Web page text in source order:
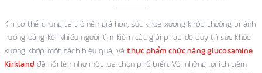
Khi cơ thể chúng ta trở nên già hơn, sức khỏe xương khớp thường bị ảnh
hưởng đáng kể. Nhiều người tìm kiếm các giải pháp để duy trì sức khỏe
xương khớp một cách hiệu quả, vàthực phẩm chức năng glucosamine
Kirkland đã nổi lên như một lựa chọn phổ biến. Với những lợi ích tiềm